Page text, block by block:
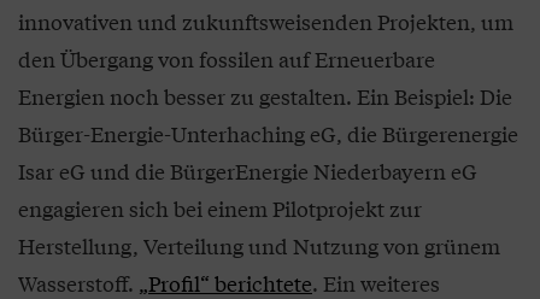
innovativen und zukunftsweisenden Projekten, um
den Übergang von fossilen auf Erneuerbare
Energien noch besser zu gestalten. Ein Beispiel: Die
Bürger-Energie-Unterhaching eG, die Bürgerenergie
Isar eG und die BürgerEnergie Niederbayern eG
engagieren sich bei einem Pilotprojekt zur
Herstellung, Verteilung und Nutzung von grünem
Wasserstoff. „Profil“ berichtete. Ein weiteres